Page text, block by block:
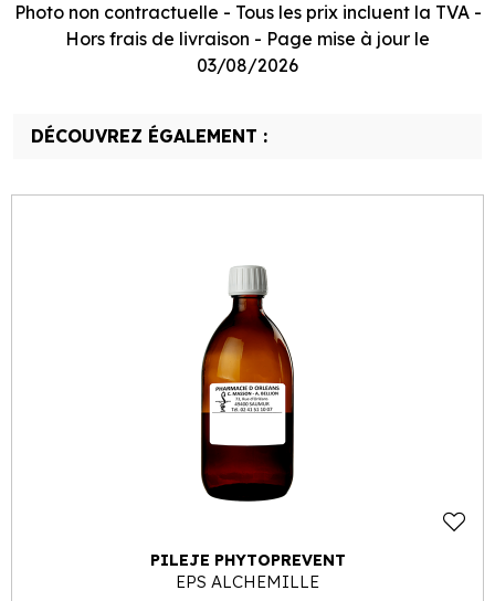
Photo non contractuelle - Tous les prix incluent la TVA -
Hors frais de livraison - Page mise à jour le
03/08/2026
DÉCOUVREZ ÉGALEMENT :
PILEJE PHYTOPREVENT
EPS ALCHEMILLE